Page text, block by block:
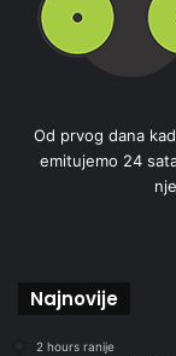
Od prvog dana
emitujemo 24
Najnovije
2 hours ranije